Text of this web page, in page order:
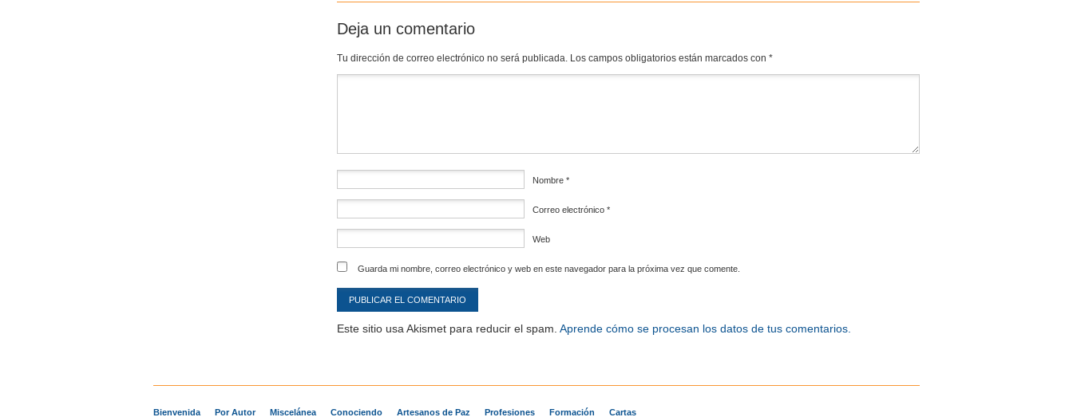
Deja un comentario
Tu dirección de correo electrónico no será publicada. Los campos obligatorios están marcados con *
Nombre *
Correo electrónico *
Web
Guarda mi nombre, correo electrónico y web en este navegador para la próxima vez que comente.
Este sitio usa Akismet para reducir el spam. Aprende cómo se procesan los datos de tus comentarios.
Bienvenida Por Autor Miscelánea Conociendo Artesanos de Paz Profesiones Formación Cartas